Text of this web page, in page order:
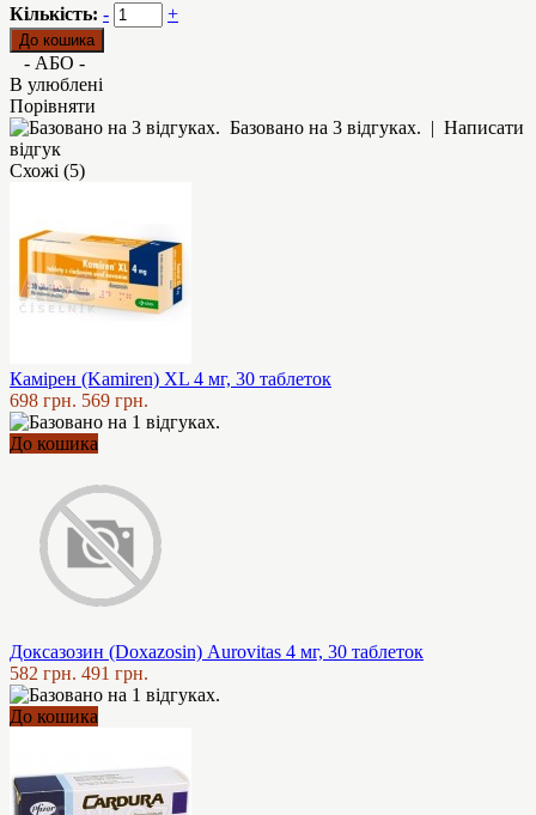
Кількість: - +
- АБО -
В улюблені
Порівняти
Базовано на 3 відгуках. | Написати
відгук
Схожі (5)
Камірен (Kamiren) XL 4 мг, 30 таблеток
698 грн. 569 грн.
До кошика
Доксазозин (Doxazosin) Aurovitas 4 мг, 30 таблеток
582 грн. 491 грн.
До кошика